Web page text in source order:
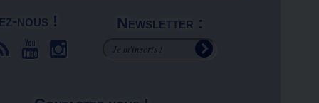
nous ! Newsletter :